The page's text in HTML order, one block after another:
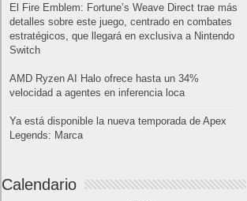
El Fire Emblem: Fortune’s Weave Direct trae más
detalles sobre este juego, centrado en combates
estratégicos, que llegará en exclusiva a Nintendo
Switch
AMD Ryzen AI Halo ofrece hasta un 34%
velocidad a agentes en inferencia loca
Ya está disponible la nueva temporada de Apex
Legends: Marca
Calendario